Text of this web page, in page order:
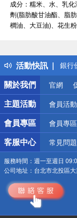
成分：糯米、水、乳
劑(脂肪酸甘油酯、脂
櫚油、大豆油)、花生粉
活動快訊
偏遠
熱門
銀行
偏遠
詐騙
關於我們
官網
主題活動 會員活動
會員專區 會員專區
客服中心 常見問題
服務時間： 週一至週日
公司地址： 台北市北投區